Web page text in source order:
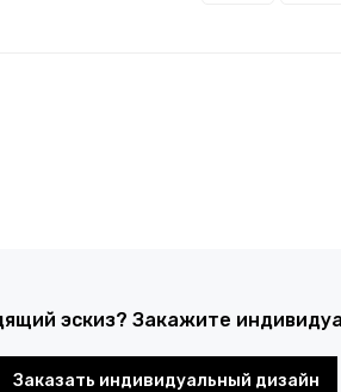
эскиз? Закажите
Заказать индивидуальный дизайн